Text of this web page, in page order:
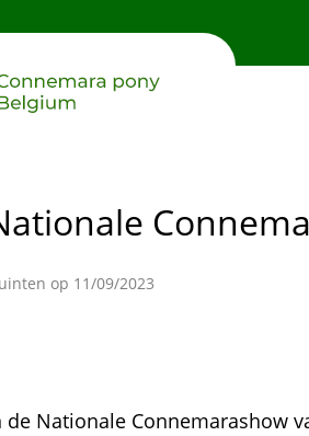
op 11/09/2023
de Nationale Connemarashow